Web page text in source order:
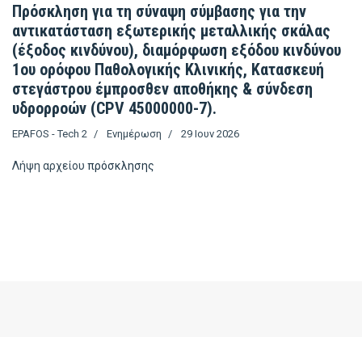
Πρόσκληση για τη σύναψη σύμβασης για την
αντικατάσταση εξωτερικής μεταλλικής σκάλας
(έξοδος κινδύνου), διαμόρφωση εξόδου κινδύνου
1ου ορόφου Παθολογικής Κλινικής, Κατασκευή
στεγάστρου έμπροσθεν αποθήκης & σύνδεση
υδρορροών (CPV 45000000-7).
EPAFOS - Tech 2 Ενημέρωση 29 Ιουν 2026
Λήψη αρχείου πρόσκλησης